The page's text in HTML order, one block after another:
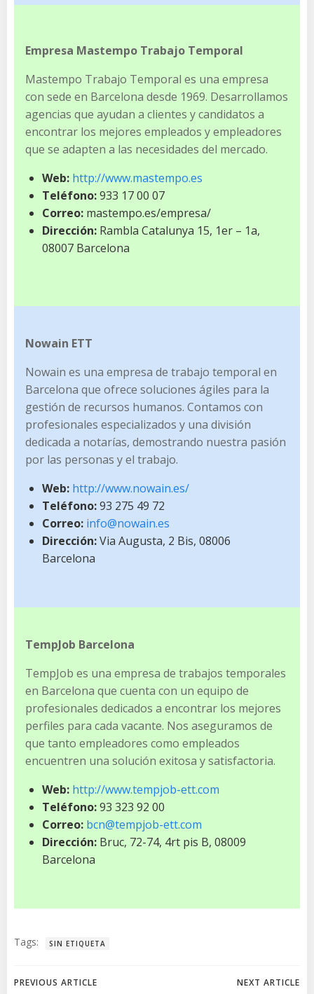
Empresa Mastempo Trabajo Temporal
Mastempo Trabajo Temporal es una empresa
con sede en Barcelona desde 1969. Desarrollamos
agencias que ayudan a clientes y candidatos a
encontrar los mejores empleados y empleadores
que se adapten a las necesidades del mercado.
Web: http://www.mastempo.es
Teléfono:933 17 00 07
Correo: mastempo.es/empresa/
Dirección: Rambla Catalunya 15, 1er – 1a,
08007 Barcelona
Nowain ETT
Nowain es una empresa de trabajo temporal en
Barcelona que ofrece soluciones ágiles para la
gestión de recursos humanos. Contamos con
profesionales especializados y una división
dedicada a notarías, demostrando nuestra pasión
por las personas y el trabajo.
Web: http://www.nowain.es/
Teléfono:93 275 49 72
Correo: info@nowain.es
Dirección:Via Augusta, 2 Bis, 08006
Barcelona
TempJob Barcelona
TempJob es una empresa de trabajos temporales
en Barcelona que cuenta con un equipo de
profesionales dedicados a encontrar los mejores
perfiles para cada vacante. Nos aseguramos de
que tanto empleadores como empleados
encuentren una solución exitosa y satisfactoria.
Web: http://www.tempjob-ett.com
Teléfono:93 323 92 00
Correo: bcn@tempjob-ett.com
Dirección: Bruc, 72-74, 4rt pis B, 08009
Barcelona
Tags: SIN ETIQUETA
PREVIOUS ARTICLE NEXT ARTICLE